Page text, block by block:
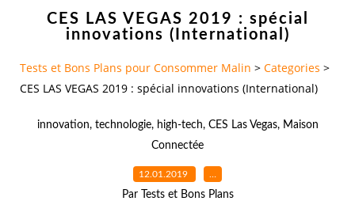
CES LAS VEGAS 2019 : spécial
innovations (International)
Tests et Bons Plans pour Consommer Malin > Categories >
CES LAS VEGAS 2019 : spécial innovations (International)
innovation, technologie, high-tech, CES Las Vegas, Maison
Connectée
12.01.2019 …
Par Tests et Bons Plans